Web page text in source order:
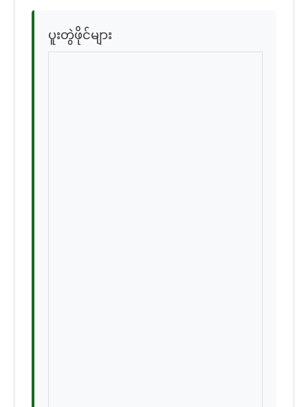
ပူးတွဲဖိုင်များ